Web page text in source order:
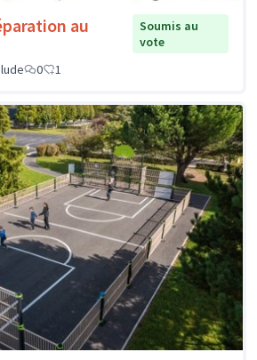
au
Soumis au
vote
0 1